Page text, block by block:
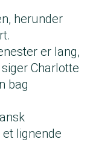
herunder
er lang,
Charlotte
bag
lignende